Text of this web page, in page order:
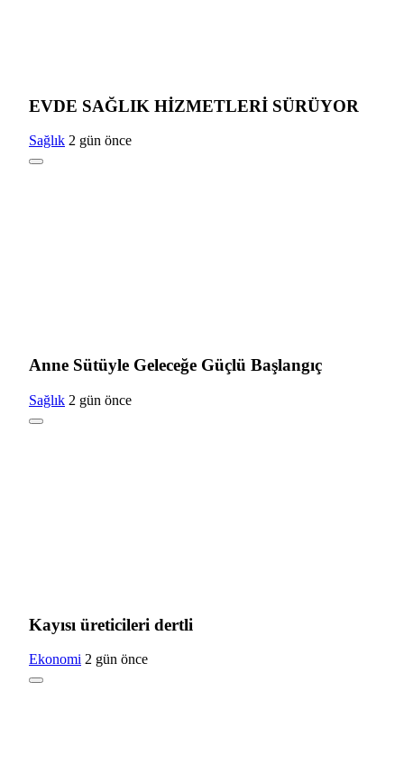
EVDE SAĞLIK HİZMETLERİ SÜRÜYOR
Sağlık 2 gün önce
Anne Sütüyle Geleceğe Güçlü Başlangıç
Sağlık 2 gün önce
Kayısı üreticileri dertli
Ekonomi 2 gün önce